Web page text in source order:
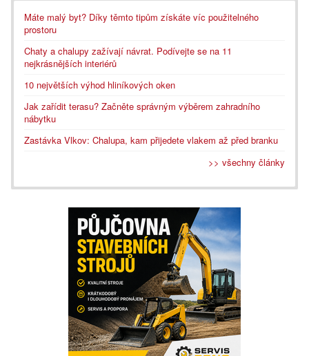
Máte malý byt? Díky těmto tipům získáte víc použitelného
prostoru
Chaty a chalupy zažívají návrat. Podívejte se na 11
nejkrásnějších interiérů
10 největších výhod hliníkových oken
Jak zařídit terasu? Začněte správným výběrem zahradního
nábytku
Zastávka Vlkov: Chalupa, kam přijedete vlakem až před branku
>> všechny články